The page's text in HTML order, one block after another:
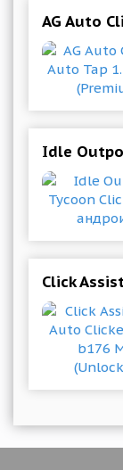
AG Auto
Idle
Click